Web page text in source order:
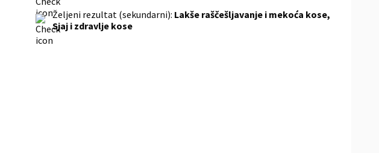
Željeni rezultat (sekundarni): Lakše raščešljavanje i mekoća kose,
Sjaj i zdravlje kose